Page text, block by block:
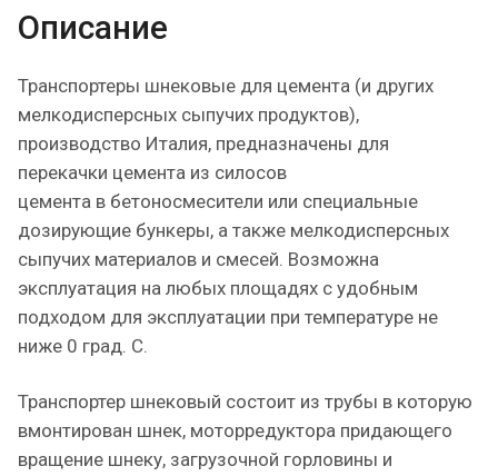
Описание
Транспортеры шнековые для цемента (и других
мелкодисперсных сыпучих продуктов),
производство Италия, предназначены для
перекачки цемента из силосов
цемента в бетоносмесители или специальные
дозирующие бункеры, а также мелкодисперсных
сыпучих материалов и смесей. Возможна
эксплуатация на любых площадях с удобным
подходом для эксплуатации при температуре не
ниже 0 град. С.
Транспортер шнековый состоит из трубы в которую
вмонтирован шнек, моторредуктора придающего
вращение шнеку, загрузочной горловины и